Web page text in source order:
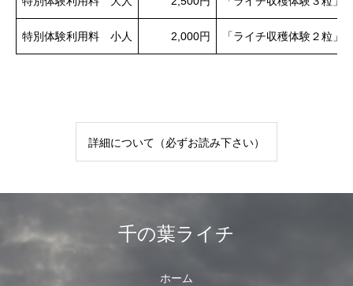
特別体験利用料 小人 2,000円 「ライチ収穫体験２粒」
詳細について（必ずお読み下さい）
千の葉ライチ
ホーム